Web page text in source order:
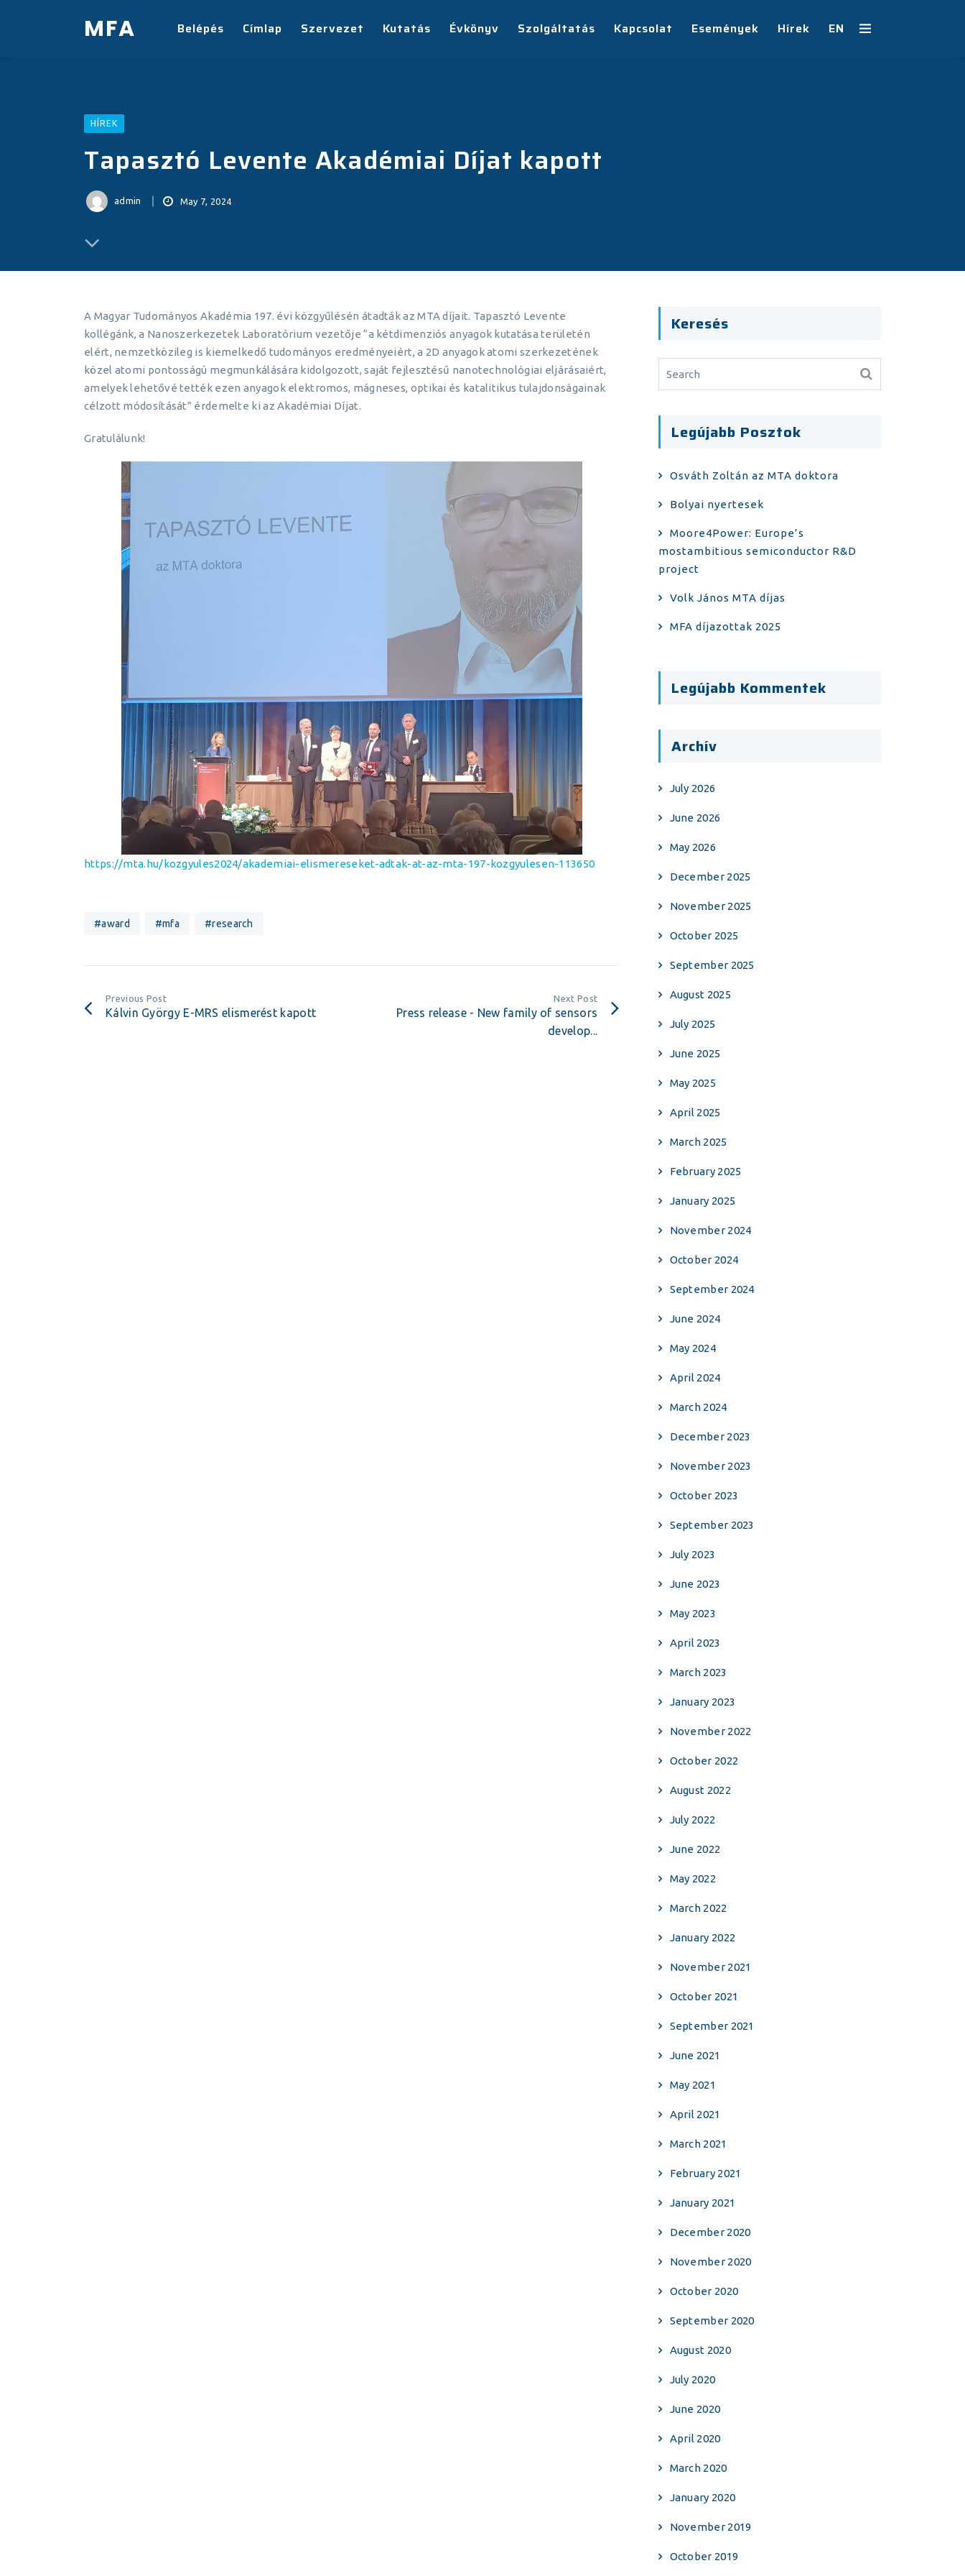
MFA Belépés Címlap Szervezet Kutatás Évkönyv Szolgáltatás Kapcsolat Események Hírek EN
HÍREK
Tapasztó Levente Akadémiai Díjat kapott
admin May 7, 2024
A Magyar Tudományos Akadémia 197. évi közgyűlésén átadták az MTA díjait. Tapasztó Levente
kollégánk, a Nanoszerkezetek Laboratórium vezetője “a kétdimenziós anyagok kutatása területén
elért, nemzetközileg is kiemelkedő tudományos eredményeiért, a 2D anyagok atomi szerkezetének
közel atomi pontosságú megmunkálására kidolgozott, saját fejlesztésű nanotechnológiai eljárásaiért,
amelyek lehetővé tették ezen anyagok elektromos, mágneses, optikai és katalitikus tulajdonságainak
célzott módosítását” érdemelte ki az Akadémiai Díjat.
Gratulálunk!
https://mta.hu/kozgyules2024/akademiai-elismereseket-adtak-at-az-mta-197-kozgyulesen-113650
#award #mfa #research
Previous Post
Kálvin György E-MRS elismerést kapott
Next Post
Press release - New family of sensors
develop...
Keresés
Legújabb Posztok
Osváth Zoltán az MTA doktora
Bolyai nyertesek
Moore4Power: Europe’s
mostambitious semiconductor R&D
project
Volk János MTA díjas
MFA díjazottak 2025
Legújabb Kommentek
Archív
July 2026
June 2026
May 2026
December 2025
November 2025
October 2025
September 2025
August 2025
July 2025
June 2025
May 2025
April 2025
March 2025
February 2025
January 2025
November 2024
October 2024
September 2024
June 2024
May 2024
April 2024
March 2024
December 2023
November 2023
October 2023
September 2023
July 2023
June 2023
May 2023
April 2023
March 2023
January 2023
November 2022
October 2022
August 2022
July 2022
June 2022
May 2022
March 2022
January 2022
November 2021
October 2021
September 2021
June 2021
May 2021
April 2021
March 2021
February 2021
January 2021
December 2020
November 2020
October 2020
September 2020
August 2020
July 2020
June 2020
April 2020
March 2020
January 2020
November 2019
October 2019